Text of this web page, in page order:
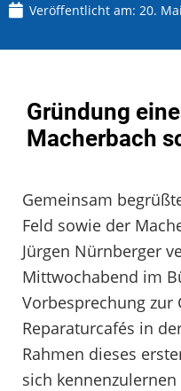
Veröffentlicht am: 20.
Gründung
Macherbach
Gemeinsam
Feld sowie der
Jürgen Nürnberger
Mittwochabend im
Vorbesprechung zur
Reparaturcafés in
Rahmen dieses
sich